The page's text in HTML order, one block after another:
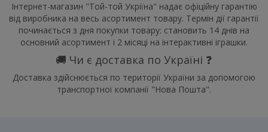
Інтернет-магазин "Той-той Укріїна" надає офіційну гарантію
від виробника на весь асортимент товару. Термін дії гарантії
починається з дня покупки товару: становить 14 днів на
основний асортимент і 2 місяці на інтерактивні іграшки.
🚚 Чи є доставка по Україні ❓
Доставка здійснюється по території України за допомогою
транспортної компанії "Нова Пошта".